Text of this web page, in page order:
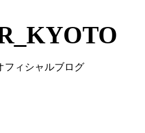
フィシャルブログ